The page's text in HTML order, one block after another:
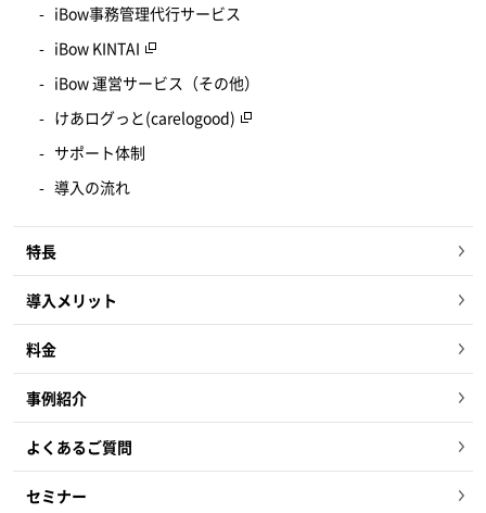
iBow事務管理代行サービス
iBow KINTAI
iBow 運営サービス（その他）
けあログっと(carelogood)
サポート体制
導入の流れ
特長
導入メリット
料金
事例紹介
よくあるご質問
セミナー